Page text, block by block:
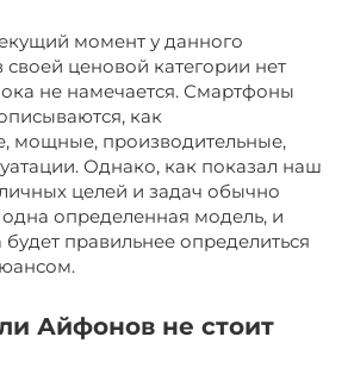
момент у данного
своей ценовой категории нет
не намечается. Смартфоны
как
мощные, производительные,
Однако, как показал наш
целей и задач обычно
определенная модель, и
правильнее определиться
Айфонов не стоит